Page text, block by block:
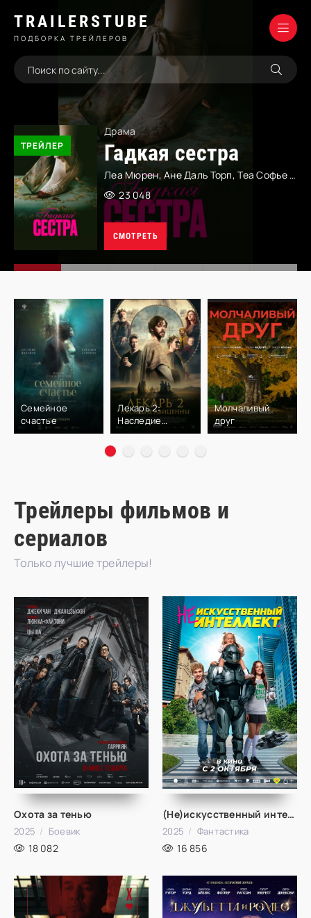
TRAILERSTUBE
ПОДБОРКА ТРЕЙЛЕРОВ
ТРЕЙЛЕР
Драма
Гадкая сестра
Леа Мюрен, Ане Даль Торп, Теа Софье Лок Несс, Фло Фагерли, Исак Калмрот, Мальте Гордингер, Ральф Карлссон, Исак Аспберг, Альбен Вайденблад, Оксана Черкашина, Катажина Херман, Адам Лундгрен
23 048
Семейное
счастье
Лекарь 2:
Наследие
Авиценны
Молчаливый
друг
Трейлеры фильмов и
сериалов
Только лучшие трейлеры!
Охота за тенью
2025 Боевик
18 082
(Не)искусственный интеллект
2025 Фантастика
16 856